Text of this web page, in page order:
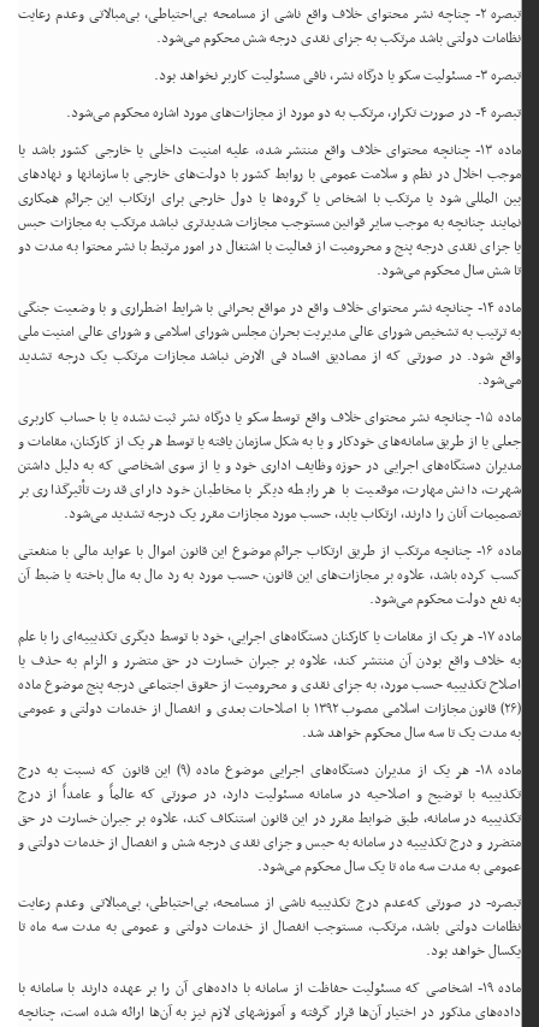
تبصره ۲- چناچه نشر محتوای خلاف واقع ناشی از مسامحه بی‌احتیاطی، بی‌مبالاتی وعدم رعایت
نظامات دولتی باشد مرتکب به جزای نقدی درجه شش محکوم می‌شود.
تبصره ۳- مسئولیت سکو یا درگاه نشر، نافی مسئولیت کاربر نخواهد بود.
تبصره ۴- در صورت تکرار، مرتکب به دو مورد از مجازات‌های مورد اشاره محکوم می‌شود.
ماده ۱۳- چنانچه محتوای خلاف واقع منتشر شده، علیه امنیت داخلی یا خارجی کشور باشد یا
موجب اخلال در نظم و سلامت عمومی با روابط کشور با دولت‌های خارجی با سازمانها و نهادهای
بین المللی شود یا مرتکب با اشخاص یا گروه‌ها یا دول خارجی برای ارتکاب این جرائم همکاری
نمایند چنانچه به موجب سایر قوانین مستوجب مجازات شدیدتری نباشد مرتکب به مجازات حبس
یا جزای نقدی درجه پنج و محرومیت از فعالیت با اشتغال در امور مرتبط با نشر محتوا به مدت دو
تا شش سال محکوم می‌شود.
ماده ۱۴- چنانچه نشر محتوای خلاف واقع در مواقع بحرانی با شرایط اضطراری و با وضعیت جنگی
به ترتیب به تشخیص شورای عالی مدیریت بحران مجلس شورای اسلامی و شورای عالی امنیت ملی
واقع شود. در صورتی که از مصادیق افساد فی الارض نباشد مجازات مرتکب یک درجه تشدید
می‌شود.
ماده ۱۵- چنانچه نشر محتوای خلاف واقع توسط سکو یا درگاه نشر ثبت نشده یا با حساب کاربری
جعلی یا از طریق سامانه‌های خودکار و یا به شکل سازمان یافته یا توسط هر یک از کارکنان، مقامات و
مدیران دستگاه‌های اجرایی در حوزه وظایف اداری خود و یا از سوی اشخاصی که به دلیل داشتن
شهرت، دانش مهارت، موقعیت با هر رابطه دیگر با مخاطبان خود دارای قدرت تأثیرگذاری بر
تصمیمات آنان را دارند، ارتکاب یابد، حسب مورد مجازات مقرر یک درجه تشدید می‌شود.
ماده ۱۶- چنانچه مرتکب از طریق ارتکاب جرائم موضوع این قانون اموال با عواید مالی با منفعتی
کسب کرده باشد، علاوه بر مجازات‌های این قانون، حسب مورد به رد مال به مال باخته یا ضبط آن
به نفع دولت محکوم می‌شود.
ماده ۱۷- هر یک از مقامات یا کارکنان دستگاه‌های اجرایی، خود با توسط دیگری تکذیبیه‌ای را با علم
به خلاف واقع بودن آن منتشر کند، علاوه بر جبران خسارت در حق متضرر و الزام به حذف یا
اصلاح تکذیبیه حسب مورد، به جزای نقدی و محرومیت از حقوق اجتماعی درجه پنج موضوع ماده
(۲۶) قانون مجازات اسلامی مصوب ۱۳۹۲ با اصلاحات بعدی و انفصال از خدمات دولتی و عمومی
به مدت یک تا سه سال محکوم خواهد شد.
ماده ۱۸- هر یک از مدیران دستگاه‌های اجرایی موضوع ماده (۹) این قانون که نسبت به درج
تکذیبیه با توضیح و اصلاحیه در سامانه مسئولیت دارد، در صورتی که عالماً و عامداً از درج
تکذیبیه در سامانه، طبق ضوابط مقرر در این قانون استنکاف کند، علاوه بر جبران خسارت در حق
متضرر و درج تکذیبیه در سامانه به حبس و جزای نقدی درجه شش و انفصال از خدمات دولتی و
عمومی به مدت سه ماه تا یک سال محکوم می‌شود.
تبصره- در صورتی که‌عدم درج تکذیبیه ناشی از مسامحه، بی‌احتیاطی، بی‌مبالاتی وعدم رعایت
نظامات دولتی باشد، مرتکب، مستوجب انفصال از خدمات دولتی و عمومی به مدت سه ماه تا
یکسال خواهد بود.
ماده ۱۹- اشخاصی که مسئولیت حفاظت از سامانه با داده‌های آن را بر عهده دارند با سامانه با
داده‌های مذکور در اختیار آن‌ها قرار گرفته و آموزشهای لازم نیز به آن‌ها ارائه شده است، چنانچه